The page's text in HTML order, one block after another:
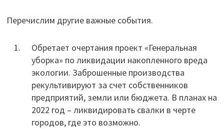
Перечислим другие важные события.
Обретает очертания проект «Генеральная
уборка» по ликвидации накопленного вреда
экологии. Заброшенные производства
рекультивируют за счет собственников
предприятий, земли или бюджета. В планах на
2022 год – ликвидировать свалки в черте
городов, где это возможно.